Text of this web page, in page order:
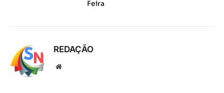
Feira
REDAÇÃO
Local